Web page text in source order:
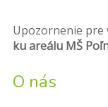
Upozornenie
ku areálu MŠ
O nás